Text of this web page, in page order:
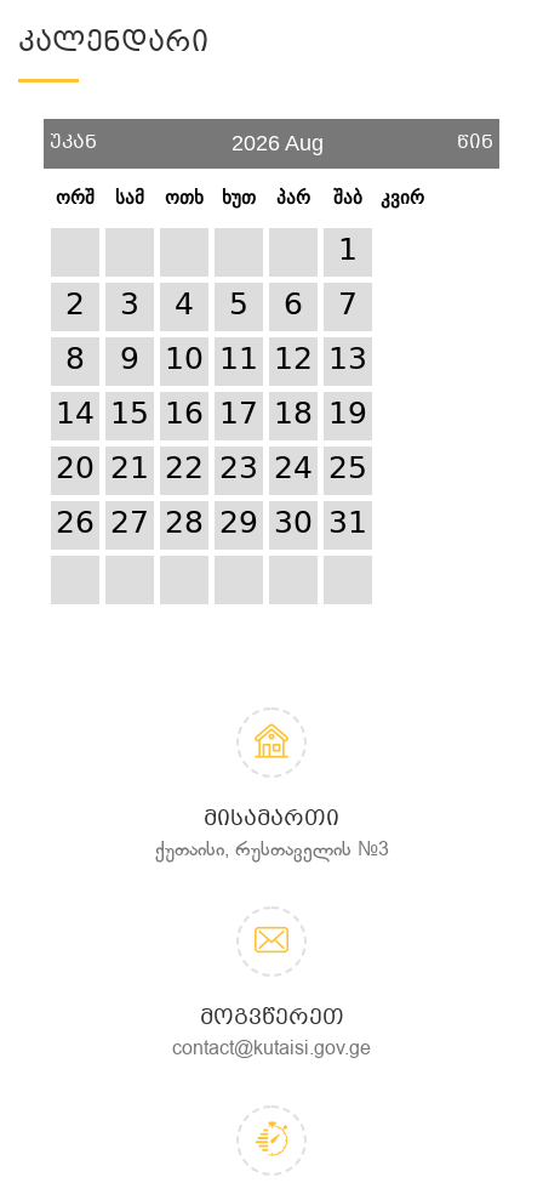
Კალენდარი
უკან 2026 Aug წინ
ორშ სამ ოთხ ხუთ პარ შაბ კვირ
1
2
3 4 5 6
7
8
9 10 11 12 13
14 15 16 17 18 19
20 21 22 23 24 25
26 27 28 29 30 31
ᲛᲘᲡᲐᲛᲐᲠᲗᲘ
ქუთაისი, რუსთაველის №3
ᲛᲝᲒᲕᲬᲔᲠᲔᲗ
contact@kutaisi.gov.ge